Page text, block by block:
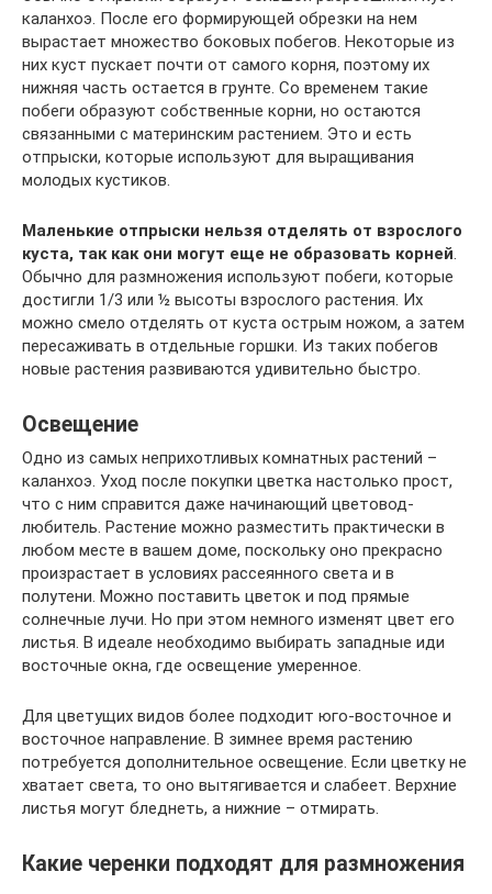
каланхоэ. После его формирующей обрезки на нем
вырастает множество боковых побегов. Некоторые из
них куст пускает почти от самого корня, поэтому их
нижняя часть остается в грунте. Со временем такие
побеги образуют собственные корни, но остаются
связанными с материнским растением. Это и есть
отпрыски, которые используют для выращивания
молодых кустиков.
Маленькие отпрыски нельзя отделять от взрослого
куста, так как они могут еще не образовать корней
Обычно для размножения используют побеги, которые
достигли 1/3 или ½ высоты взрослого растения. Их
можно смело отделять от куста острым ножом, а затем
пересаживать в отдельные горшки. Из таких побегов
новые растения развиваются удивительно быстро.
Освещение
Одно из самых неприхотливых комнатных растений –
каланхоэ. Уход после покупки цветка настолько прост,
что с ним справится даже начинающий цветовод-
любитель. Растение можно разместить практически в
любом месте в вашем доме, поскольку оно прекрасно
произрастает в условиях рассеянного света и в
полутени. Можно поставить цветок и под прямые
солнечные лучи. Но при этом немного изменят цвет его
листья. В идеале необходимо выбирать западные иди
восточные окна, где освещение умеренное.
Для цветущих видов более подходит юго-восточное и
восточное направление. В зимнее время растению
потребуется дополнительное освещение. Если цветку не
хватает света, то оно вытягивается и слабеет. Верхние
листья могут бледнеть, а нижние – отмирать.
Какие черенки подходят для размножения